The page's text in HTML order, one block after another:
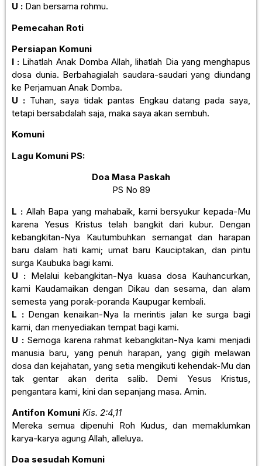
U : Dan bersama rohmu.
Pemecahan Roti
Persiapan Komuni
I : Lihatlah Anak Domba Allah, lihatlah Dia yang menghapus
dosa dunia. Berbahagialah saudara-saudari yang diundang
ke Perjamuan Anak Domba.
U :Tuhan, saya tidak pantas Engkau datang pada saya,
tetapi bersabdalah saja, maka saya akan sembuh.
Komuni
Lagu Komuni PS:
Doa Masa Paskah
PS No 89
L :Allah Bapa yang mahabaik, kami bersyukur kepada-Mu
karena Yesus Kristus telah bangkit dari kubur. Dengan
kebangkitan-Nya Kautumbuhkan semangat dan harapan
baru dalam hati kami; umat baru Kauciptakan, dan pintu
surga Kaubuka bagi kami.
U : Melalui kebangkitan-Nya kuasa dosa Kauhancurkan,
kami Kaudamaikan dengan Dikau dan sesama, dan alam
semesta yang porak-poranda Kaupugar kembali.
L :Dengan kenaikan-Nya la merintis jalan ke surga bagi
kami, dan menyediakan tempat bagi kami.
U :Semoga karena rahmat kebangkitan-Nya kami menjadi
manusia baru, yang penuh harapan, yang gigih melawan
dosa dan kejahatan, yang setia mengikuti kehendak-Mu dan
tak gentar akan derita salib. Demi Yesus Kristus,
pengantara kami, kini dan sepanjang masa. Amin.
Antifon Komuni Kis. 2:4,11
Mereka semua dipenuhi Roh Kudus, dan memaklumkan
karya-karya agung Allah, alleluya.
Doa sesudah Komuni